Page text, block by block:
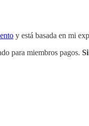
y está basada en mi
para miembros pagos.